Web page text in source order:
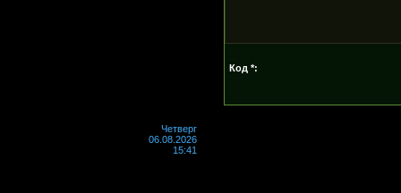
Код *:
Четверг
06.08.2026
15:41